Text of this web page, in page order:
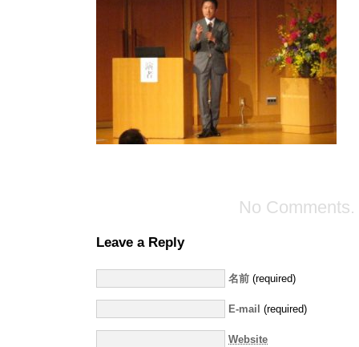
No Comments.
Leave a Reply
名前 (required)
E-mail (required)
Website